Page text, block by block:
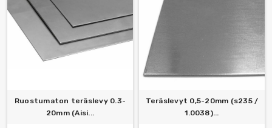
Ruostumaton teräslevy 0.3-
20mm (Aisi...
Teräslevyt 0,5-20mm (s235 /
1.0038)...